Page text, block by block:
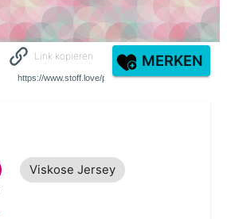
Link kopieren MERKEN
Viskose Jersey